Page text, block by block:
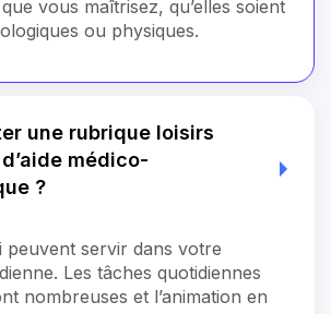
vous maîtrisez, qu’elles soient
ou physiques.
une rubrique loisirs
médico-
?
peuvent servir dans votre
Les tâches quotidiennes
nombreuses et l’animation en